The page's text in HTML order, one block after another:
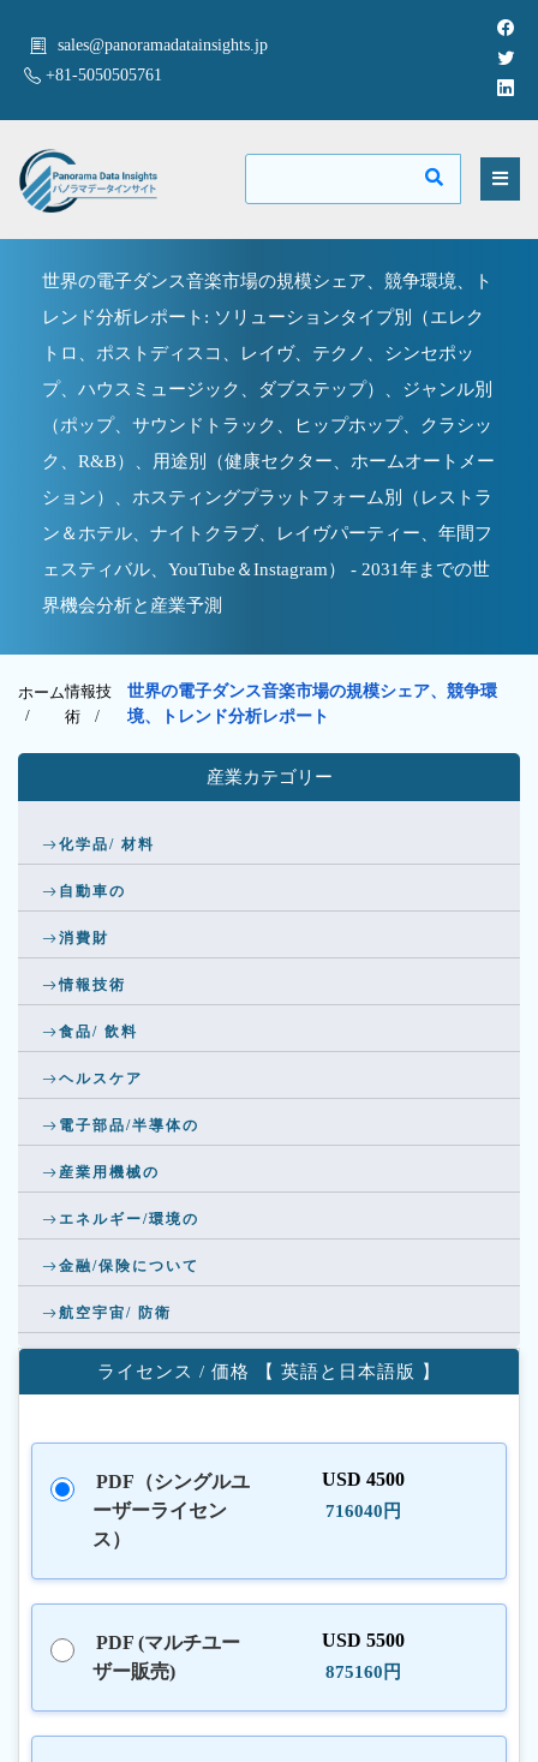
sales@panoramadatainsights.jp
+81-5050505761
世界の電子ダンス音楽市場の規模シェア、競争環境、ト
レンド分析レポート: ソリューションタイプ別（エレク
トロ、ポストディスコ、レイヴ、テクノ、シンセポッ
プ、ハウスミュージック、ダブステップ）、ジャンル別
（ポップ、サウンドトラック、ヒップホップ、クラシッ
ク、R&B）、用途別（健康セクター、ホームオートメー
ション）、ホスティングプラットフォーム別（レストラ
ン＆ホテル、ナイトクラブ、レイヴパーティー、年間フ
ェスティバル、YouTube＆Instagram） - 2031年までの世
界機会分析と産業予測
ホーム
/
情報技
術 /
世界の電子ダンス音楽市場の規模シェア、競争環
境、トレンド分析レポート
産業カテゴリー
化学品/ 材料
自動車の
消費財
情報技術
食品/ 飲料
ヘルスケア
電子部品/半導体の
産業用機械の
エネルギー/環境の
金融/保険について
航空宇宙/ 防衛
ライセンス / 価格 【 英語と日本語版 】
PDF（シングルユ
ーザーライセン
ス）
USD 4500
716040円
PDF (マルチユー
ザー販売)
USD 5500
875160円